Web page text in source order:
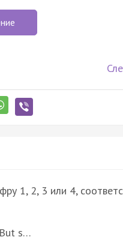
1, 2, 3 или 4,
s…